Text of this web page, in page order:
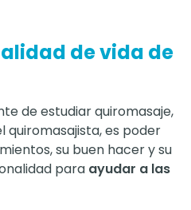
de vida de
de estudiar quiromasaje,
quiromasajista, es poder
su buen hacer y su
para ayudar a las